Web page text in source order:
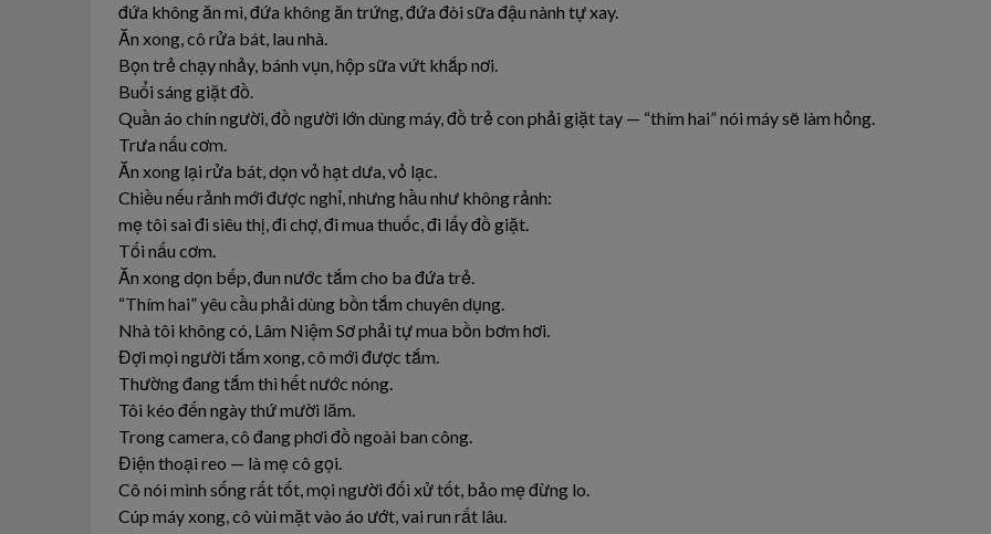
đứa không ăn mì, đứa không ăn trứng, đứa đòi sữa đậu nành tự xay.
Ăn xong, cô rửa bát, lau nhà.
Bọn trẻ chạy nhảy, bánh vụn, hộp sữa vứt khắp nơi.
Buổi sáng giặt đồ.
Quần áo chín người, đồ người lớn dùng máy, đồ trẻ con phải giặt tay — “thím hai” nói máy sẽ làm hỏng.
Trưa nấu cơm.
Ăn xong lại rửa bát, dọn vỏ hạt dưa, vỏ lạc.
Chiều nếu rảnh mới được nghỉ, nhưng hầu như không rảnh:
mẹ tôi sai đi siêu thị, đi chợ, đi mua thuốc, đi lấy đồ giặt.
Tối nấu cơm.
Ăn xong dọn bếp, đun nước tắm cho ba đứa trẻ.
“Thím hai” yêu cầu phải dùng bồn tắm chuyên dụng.
Nhà tôi không có, Lâm Niệm Sơ phải tự mua bồn bơm hơi.
Đợi mọi người tắm xong, cô mới được tắm.
Thường đang tắm thì hết nước nóng.
Tôi kéo đến ngày thứ mười lăm.
Trong camera, cô đang phơi đồ ngoài ban công.
Điện thoại reo — là mẹ cô gọi.
Cô nói mình sống rất tốt, mọi người đối xử tốt, bảo mẹ đừng lo.
Cúp máy xong, cô vùi mặt vào áo ướt, vai run rất lâu.